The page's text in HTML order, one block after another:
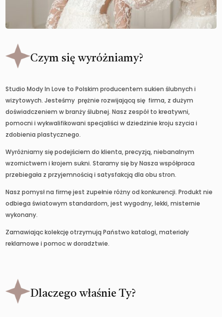
Czym się wyróżniamy?
Studio Mody In Love to Polskim producentem sukien ślubnych i
wizytowych. Jesteśmy prężnie rozwijającą się firma, z dużym
doświadczeniem w branży ślubnej. Nasz zespół to kreatywni,
pomocni i wykwalifikowani specjaliści w dziedzinie kroju szycia i
zdobienia plastycznego.
Wyróżniamy się podejściem do klienta, precyzją, niebanalnym
wzornictwem i krojem sukni. Staramy się by Nasza współpraca
przebiegała z przyjemnością i satysfakcją dla obu stron.
Nasz pomysł na firmę jest zupełnie różny od konkurencji. Produkt nie
odbiega światowym standardom, jest wygodny, lekki, misternie
wykonany.
Zamawiając kolekcję otrzymują Państwo katalogi, materiały
reklamowe i pomoc w doradztwie.
Dlaczego właśnie Ty?